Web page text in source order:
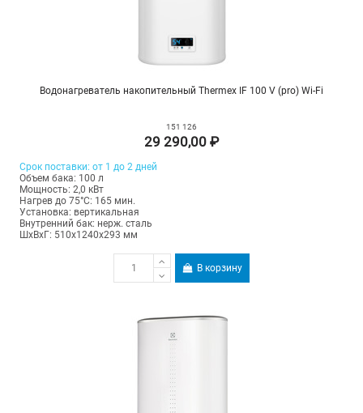
Водонагреватель накопительный Thermex IF 100 V (pro) Wi-Fi
151 126
29 290,00 ₽
Срок поставки: от 1 до 2 дней
Объем бака: 100 л
Мощность: 2,0 кВт
Нагрев до 75°С: 165 мин.
Установка: вертикальная
Внутренний бак: нерж. сталь
ШхВхГ: 510х1240х293 мм
В корзину